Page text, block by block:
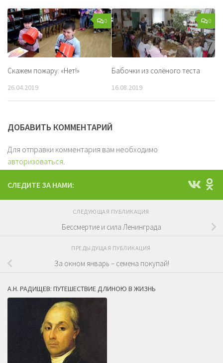
0
Скажем пожару: «Нет!»
26.04.2019
0
Бабочки из солёного теста
16.08.2019
ДОБАВИТЬ КОММЕНТАРИЙ
Для отправки комментария вам необходимо
авторизоваться.
СЛЕДИТЕ ЗА НАМИ:
СЛЕДУЮЩАЯ ПУБЛИКАЦИЯ
Бессмертие и сила Ленинграда
ПРЕДЫДУЩАЯ ПУБЛИКАЦИЯ
За окном январь – семена покупай!
А.Н. РАДИЩЕВ: ПУТЕШЕСТВИЕ ДЛИНОЮ В ЖИЗНЬ